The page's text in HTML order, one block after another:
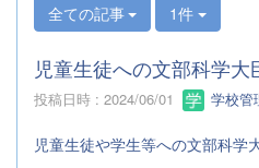
全ての記事 1件
児童生徒への文部科学大
投稿日時 : 2024/06/01 学校管
児童生徒や学生等への文部科学